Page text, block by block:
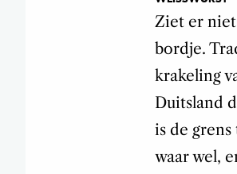
Ziet er
bordje.
krakeling
Duitsland
is de
waar wel,